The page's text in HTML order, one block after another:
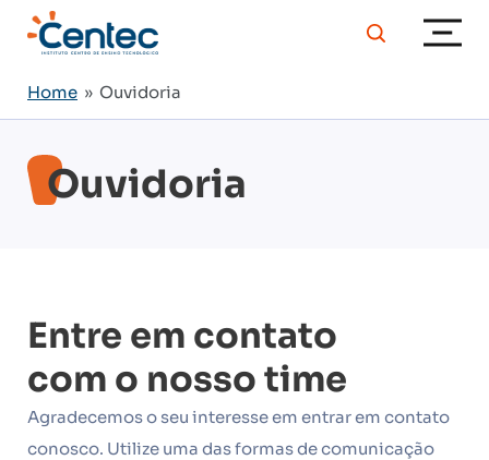
Home » Ouvidoria
Ouvidoria
Entre em contato
com o nosso time
Agradecemos o seu interesse em entrar em contato
conosco. Utilize uma das formas de comunicação